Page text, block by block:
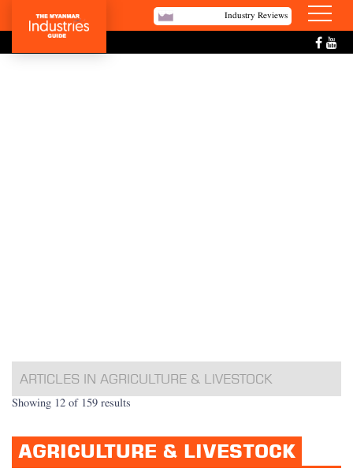
Industry Reviews
ARTICLES IN AGRICULTURE & LIVESTOCK
Showing 12 of 159 results
AGRICULTURE & LIVESTOCK